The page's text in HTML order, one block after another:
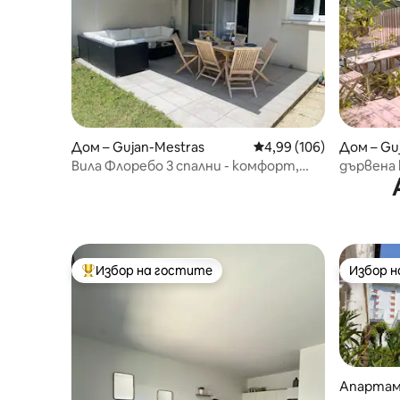
Дом – Gujan-Mestras Средна оценка: 4,99
4,99 (106)
Вила Флоребо 3 спални - комфорт,
Дом –
дървена
Най-популярен избор на гостите
Избор на гостите Избор
Избор